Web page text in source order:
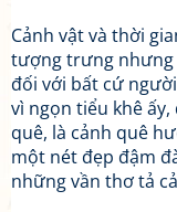
Cảnh vật và thời
tượng trưng nhưng
đối với bất cứ
vì ngọn tiểu khê
quê, là cảnh quê
một nét đẹp đậm
những vần thơ tả